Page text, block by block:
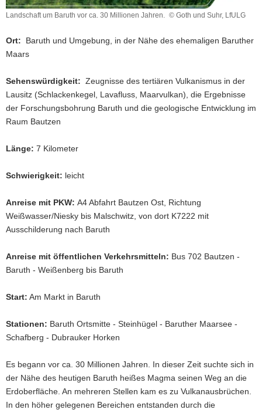
a
i
g
t
i
o
n
Landschaft um Baruth vor ca. 30 Millionen Jahren. © Goth und Suhr, LfULG
um
vor
30
Millionen
Jahren.
Ort: Baruth und Umgebung, in der Nähe des ehemaligen Baruther
Maars
Sehenswürdigkeit: Zeugnisse des tertiären Vulkanismus in der
Lausitz (Schlackenkegel, Lavafluss, Maarvulkan), die Ergebnisse
der Forschungsbohrung Baruth und die geologische Entwicklung im
Raum Bautzen
Länge: 7 Kilometer
Schwierigkeit: leicht
Anreise mit PKW: A4 Abfahrt Bautzen Ost, Richtung
Weißwasser/Niesky bis Malschwitz, von dort K7222 mit
Ausschilderung nach Baruth
Anreise mit öffentlichen Verkehrsmitteln: Bus 702 Bautzen -
Baruth - Weißenberg bis Baruth
Start: Am Markt in Baruth
Stationen: Baruth Ortsmitte - Steinhügel - Baruther Maarsee -
Schafberg - Dubrauker Horken
Es begann vor ca. 30 Millionen Jahren. In dieser Zeit suchte sich in
der Nähe des heutigen Baruth heißes Magma seinen Weg an die
Erdoberfläche. An mehreren Stellen kam es zu Vulkanausbrüchen.
In den höher gelegenen Bereichen entstanden durch die